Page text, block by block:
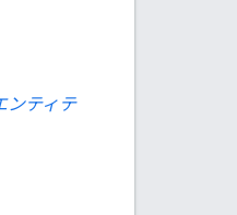
ンティテ